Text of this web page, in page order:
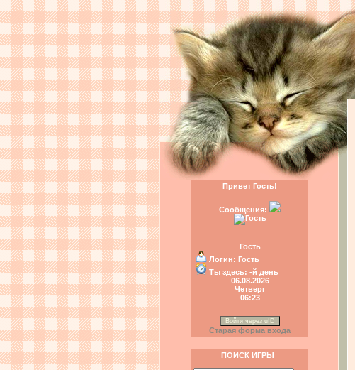
Привет Гость!
Сообщения:
Гость
Логин: Гость
Ты здесь: -й день
06.08.2026
Четверг
06:23
Войти через uID
Старая форма входа
ПОИСК ИГРЫ